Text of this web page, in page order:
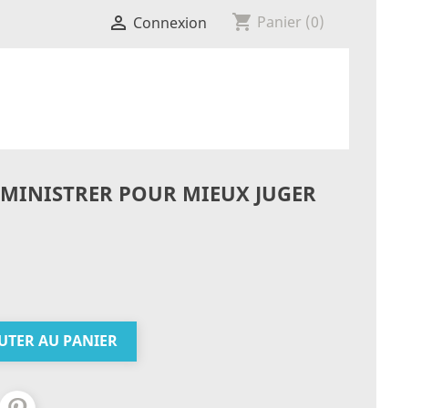
 Connexion shopping_cart Panier (0)

POUR MIEUX JUGER
AU PANIER